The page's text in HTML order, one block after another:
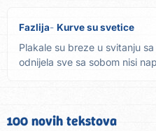
Fazlija Kurve su svetice
Plakale su breze u svitanju
odnijela sve sa sobom nisi
100 novih tekstova